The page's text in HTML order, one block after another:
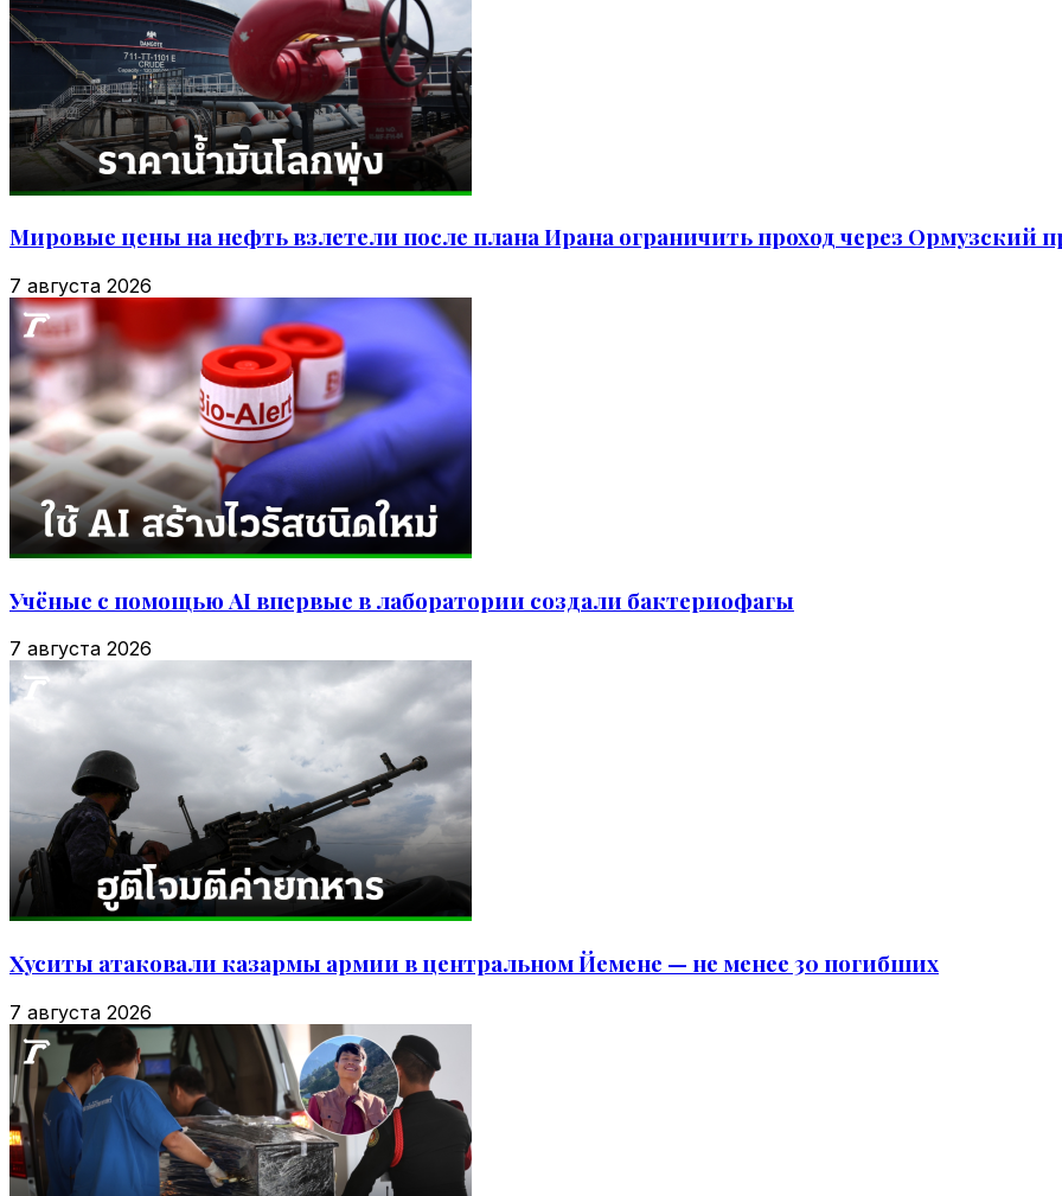
Мировые цены на нефть взлетели после плана Ирана ограничить проход через Ормузский
7 августа 2026
Учёные с помощью AI впервые в лаборатории создали бактериофагы
7 августа 2026
Хуситы атаковали казармы армии в центральном Йемене — не менее 30 погибших
7 августа 2026